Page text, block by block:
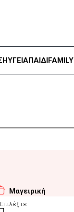
ΥΓΕΊΑΠΑΙΔΙFAMILY
Μαγειρική
Επιλέξτε